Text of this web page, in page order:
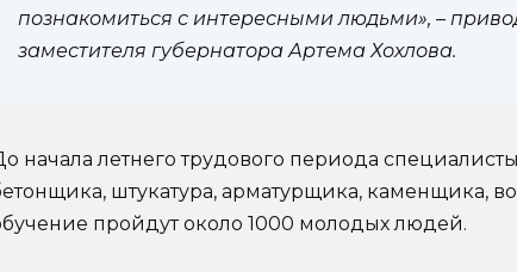
познакомиться с интересными людьми», –
заместителя губернатора Артема Хохлова.
начала летнего трудового периода
штукатура, арматурщика, каменщика,
пройдут около 1000 молодых людей.